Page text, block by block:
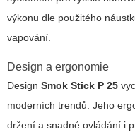
výkonu dle použitého
vapování.
Design a ergonomie
Design Smok Stick P 25
moderních trendů. Jeho
držení a snadné ovládání i